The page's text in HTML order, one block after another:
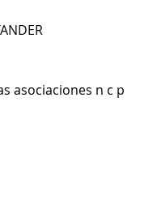
asociaciones n c p